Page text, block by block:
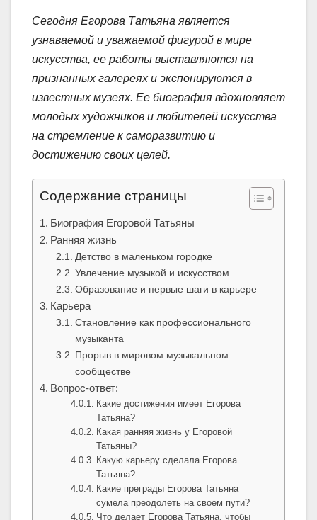
Сегодня Егорова Татьяна является
узнаваемой и уважаемой фигурой в мире
искусства, ее работы выставляются на
признанных галереях и экспонируются в
известных музеях. Ее биография вдохновляет
молодых художников и любителей искусства
на стремление к саморазвитию и
достижению своих целей.
Содержание страницы
Биография Егоровой Татьяны
Ранняя жизнь
Детство в маленьком городке
Увлечение музыкой и искусством
Образование и первые шаги в карьере
Карьера
Становление как профессионального
музыканта
Прорыв в мировом музыкальном
сообществе
Вопрос-ответ:
Какие достижения имеет Егорова
Татьяна?
Какая ранняя жизнь у Егоровой
Татьяны?
Какую карьеру сделала Егорова
Татьяна?
Какие преграды Егорова Татьяна
сумела преодолеть на своем пути?
Что делает Егорова Татьяна, чтобы